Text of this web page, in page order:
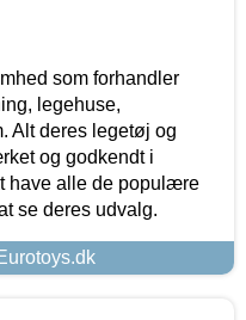
som forhandler
legehuse,
Alt deres legetøj og
og godkendt i
have alle de populære
se deres udvalg.